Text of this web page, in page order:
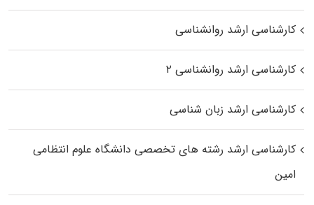
کارشناسی ارشد روانشناسی
کارشناسی ارشد روانشناسی ۲
کارشناسی ارشد زبان شناسی
کارشناسی ارشد رﺷﺘﻪ ﻫﺎی تخصصی داﻧﺸﮕﺎه ﻋﻠﻮم انتظامی
اﻣﻴﻦ